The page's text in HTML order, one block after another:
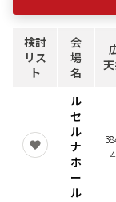
検討
リス
ト
会
場
名
ル
セ
ル
ナ
ホ
ー
ル